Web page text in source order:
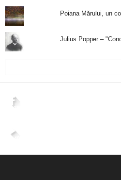
Poiana Mărului, un
Julius Popper –
2,265
4,400